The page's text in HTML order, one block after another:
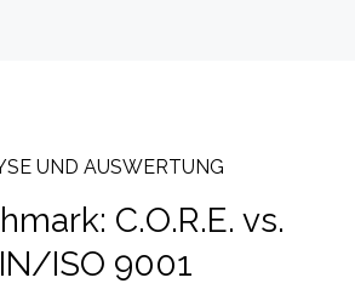
UND AUSWERTUNG
C.O.R.E. vs.
ISO 9001